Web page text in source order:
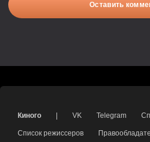
Оставить
Киного VK Telegram
Список режиссеров